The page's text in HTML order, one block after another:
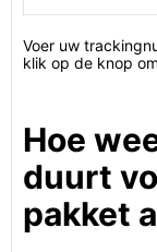
Voer uw
klik op de knop
Hoe
duurt
pakket